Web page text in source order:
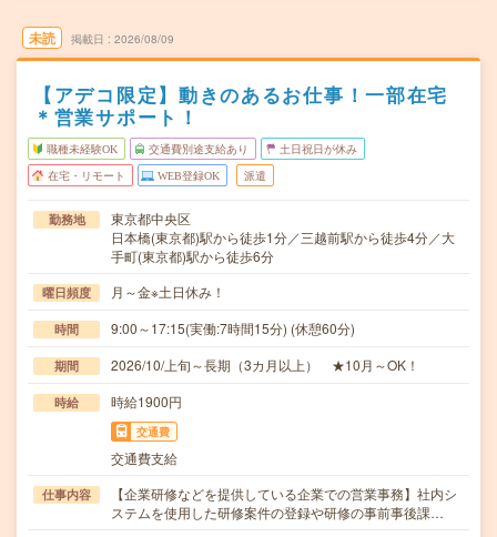
未読 掲載日 2026/08/09
【アデコ限定】動きのあるお仕事！一部在宅
＊営業サポート！
職種未経験OK 交通費別途支給あり 土日祝日が休み
在宅・リモート WEB登録OK 派遣
勤務地
東京都中央区
日本橋(東京都)駅から徒歩1分／三越前駅から徒歩4分／大
手町(東京都)駅から徒歩6分
曜日頻度 月～金※土日休み！
時間 9:00～17:15(実働:7時間15分) (休憩60分)
期間 2026/10/上旬～長期（3カ月以上） ★10月～OK！
時給 時給1900円
交通費
交通費支給
仕事内容
【企業研修などを提供している企業での営業事務】社内シ
ステムを使用した研修案件の登録や研修の事前事後課…